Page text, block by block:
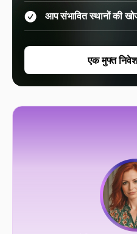
आप संभावित स्थानों की
एक मुफ्त